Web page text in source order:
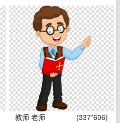
教师 老师 (337*606)